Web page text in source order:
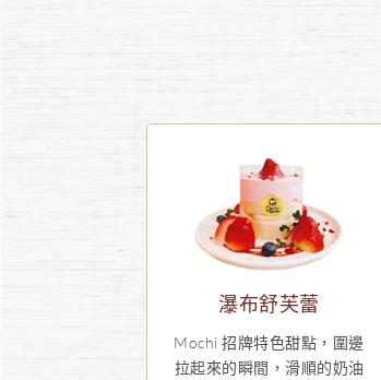
瀑布舒芙蕾
Mochi 招牌特色甜點，圍邊
拉起來的瞬間，滑順的奶油